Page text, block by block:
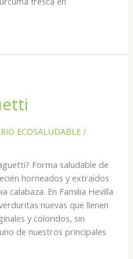
ECOSALUDABLE /
Forma saludable de
horneados y extraídos
calabaza. En Familia Hevilla
nuevas que llenen
y coloridos, sin
de nuestros principales